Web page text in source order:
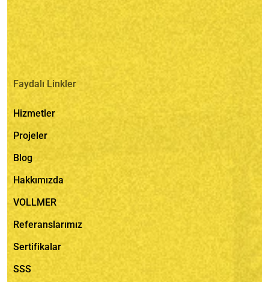
Faydalı Linkler
Hizmetler
Projeler
Blog
Hakkımızda
VOLLMER
Referanslarımız
Sertifikalar
SSS